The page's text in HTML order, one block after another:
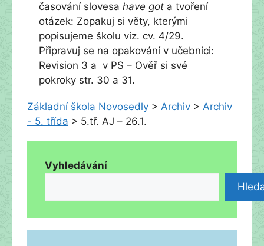
časování slovesa have got a tvoření
otázek: Zopakuj si věty, kterými
popisujeme školu viz. cv. 4/29.
Připravuj se na opakování v učebnici:
Revision 3 a v PS – Ověř si své
pokroky str. 30 a 31.
Základní škola Novosedly > Archiv > Archiv
- 5. třída > 5.tř. AJ – 26.1.
Vyhledávání